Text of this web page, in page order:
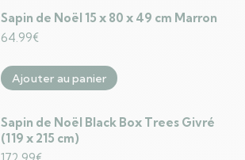
Sapin de Noël 15 x 80 x 49 cm Marron
64.99€
Ajouter au panier
Sapin de Noël Black Box Trees Givré
(119 x 215 cm)